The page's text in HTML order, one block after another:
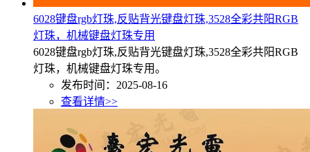
6028键盘rgb灯珠,反贴背光键盘灯珠,3528全彩共阳RGB
灯珠，机械键盘灯珠专用
6028键盘rgb灯珠,反贴背光键盘灯珠,3528全彩共阳RGB
灯珠，机械键盘灯珠专用。
发布时间：2025-08-16
查看详情>>